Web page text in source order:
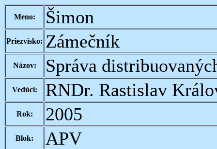
Meno: Šimon
Priezvisko: Zámečník
Názov: Správa
Vedúci: RNDr. Rastislav
Rok: 2005
Blok: APV